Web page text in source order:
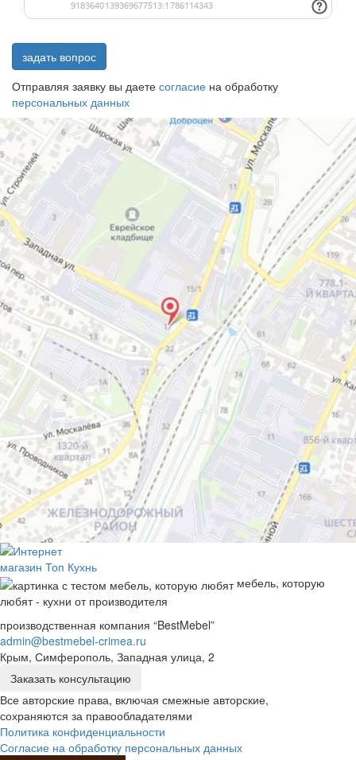
задать вопрос
Отправляя заявку вы даете согласие на обработку
персональных данных
мебель, которую
любят - кухни от производителя
производственная компания “BestMebel”
admin@bestmebel-crimea.ru
Крым, Симферополь, Западная улица, 2
Заказать консультацию
Все авторские права, включая смежные авторские,
сохраняются за правообладателями
Политика конфиденциальности
Согласие на обработку персональных данных